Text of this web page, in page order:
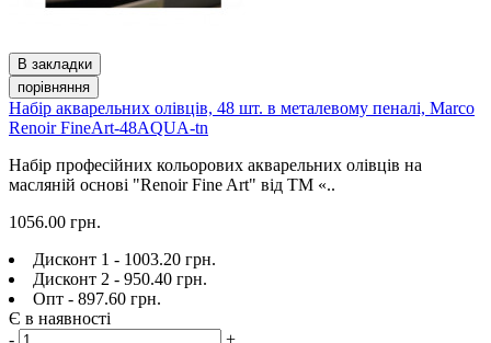
В закладки
порівняння
Набір акварельних олівців, 48 шт. в металевому пеналі, Marco
Renoir FineArt-48AQUA-tn
Набір професійних кольорових акварельних олівців на
масляній основі "Renoir Fine Art" від ТМ «..
1056.00 грн.
Дисконт 1 - 1003.20 грн.
Дисконт 2 - 950.40 грн.
Опт - 897.60 грн.
Є в наявності
-
+